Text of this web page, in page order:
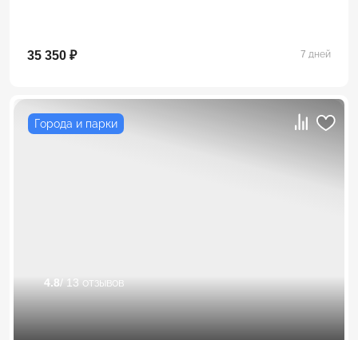
35 350 ₽ 7 дней
Города и парки
4.8/ 13 отзывов